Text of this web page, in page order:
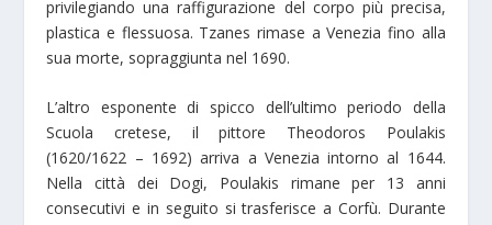
privilegiando una raffigurazione del corpo più precisa,
plastica e flessuosa. Tzanes rimase a Venezia fino alla
sua morte, sopraggiunta nel 1690.
L’altro esponente di spicco dell’ultimo periodo della
Scuola cretese, il pittore Theodoros Poulakis
(1620/1622 – 1692) arriva a Venezia intorno al 1644.
Nella città dei Dogi, Poulakis rimane per 13 anni
consecutivi e in seguito si trasferisce a Corfù. Durante